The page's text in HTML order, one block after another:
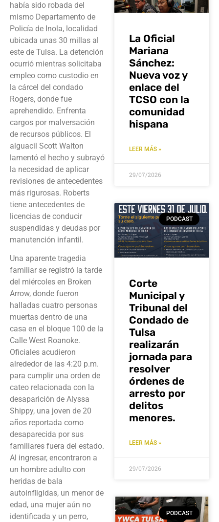
había sido robada del
mismo Departamento de
Policía de Inola, localidad
ubicada unas 30 millas al
este de Tulsa. La detención
ocurrió mientras solicitaba
empleo como custodio en
la cárcel del condado
Rogers, donde fue
aprehendido. Enfrenta
cargos por malversación
de recursos públicos. El
alguacil Scott Walton
lamentó el hecho y subrayó
la necesidad de aplicar
revisiones de antecedentes
más rigurosas. Roberts
tiene antecedentes de
licencias de conducir
suspendidas y deudas por
manutención infantil.
Una aparente tragedia
familiar se registró la tarde
del miércoles en Broken
Arrow, donde fueron
halladas cuatro personas
muertas dentro de una
casa en el bloque 100 de la
Calle West Roanoke.
Oficiales acudieron
alrededor de las 4:20 p.m.
para cumplir una orden de
cateo relacionada con la
desaparición de Alyssa
Shippy, una joven de 20
años reportada como
desaparecida por sus
familiares fuera del estado.
Al ingresar, encontraron a
un hombre adulto con
heridas de bala
autoinfligidas, un menor de
edad, una mujer aún no
identificada y un perro,
La Oficial
Mariana
Sánchez:
Nueva voz y
enlace del
TCSO con la
comunidad
hispana
LEER MÁS »
29/07/2026
PODCAST
Corte
Municipal y
Tribunal del
Condado de
Tulsa
realizarán
jornada para
resolver
órdenes de
arresto por
delitos
menores.
LEER MÁS »
29/07/2026
PODCAST